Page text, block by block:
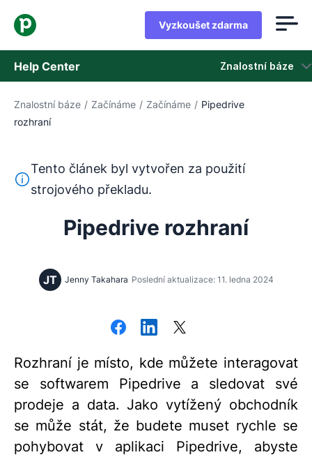
Vyzkoušet zdarma
Help Center Znalostní báze
Znalostní báze
Kontaktovat podporu
Znalostní báze / Začínáme / Začínáme / Pipedrive
rozhraní
Tento text byl přeložen z angličtiny pomocí nástroje
Tento článek byl vytvořen za použití
strojového překladu.
Pipedrive rozhraní
JT Jenny Takahara Poslední aktualizace: 11. ledna 2024
Rozhraní je místo, kde můžete interagovat
se softwarem Pipedrive a sledovat své
prodeje a data. Jako vytížený obchodník
se může stát, že budete muset rychle se
pohybovat v aplikaci Pipedrive, abyste